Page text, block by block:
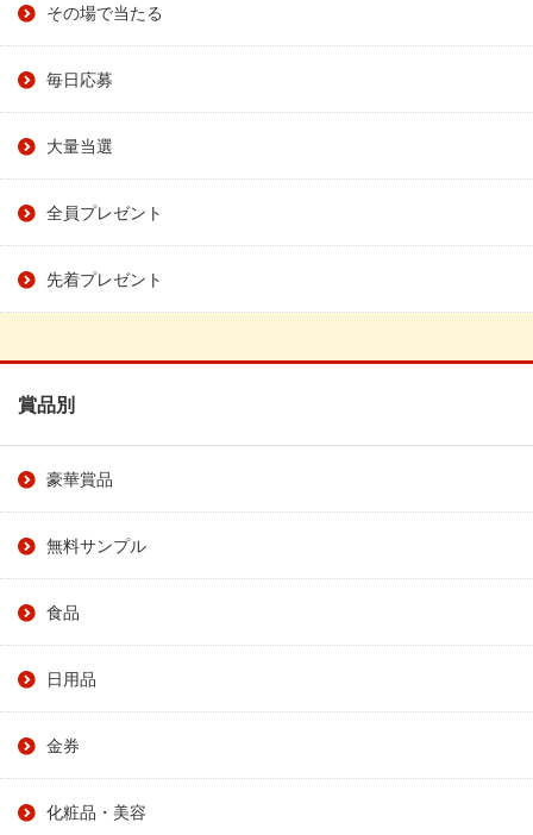
その場で当たる
毎日応募
大量当選
全員プレゼント
先着プレゼント
賞品別
豪華賞品
無料サンプル
食品
日用品
金券
化粧品・美容